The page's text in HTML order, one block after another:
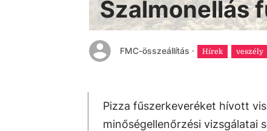
Szalmonellás
FMC-összeállítás · Hírek veszély
Pizza fűszerkeveréket hívott
minőségellenőrzési vizsgálatai